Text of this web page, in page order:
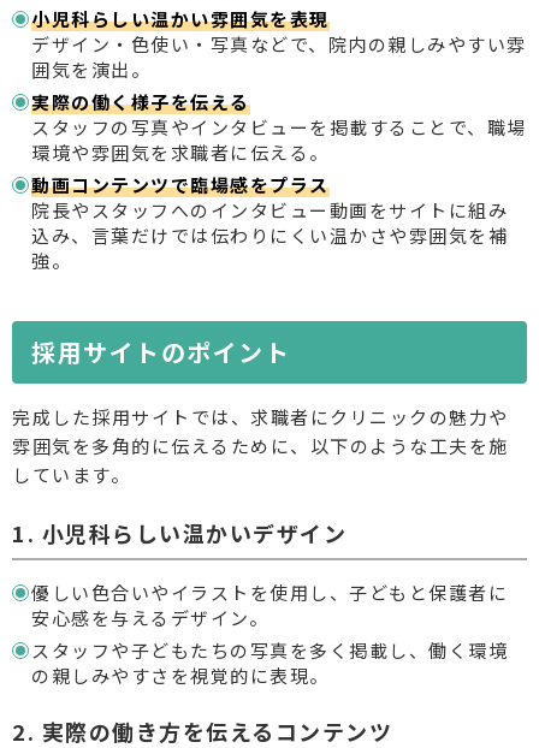
小児科らしい温かい雰囲気を表現
デザイン・色使い・写真などで、院内の親しみやすい雰
囲気を演出。
実際の働く様子を伝える
スタッフの写真やインタビューを掲載することで、職場
環境や雰囲気を求職者に伝える。
動画コンテンツで臨場感をプラス
院長やスタッフへのインタビュー動画をサイトに組み
込み、言葉だけでは伝わりにくい温かさや雰囲気を補
強。
採用サイトのポイント
完成した採用サイトでは、求職者にクリニックの魅力や
雰囲気を多角的に伝えるために、以下のような工夫を施
しています。
1. 小児科らしい温かいデザイン
優しい色合いやイラストを使用し、子どもと保護者に
安心感を与えるデザイン。
スタッフや子どもたちの写真を多く掲載し、働く環境
の親しみやすさを視覚的に表現。
2. 実際の働き方を伝えるコンテンツ